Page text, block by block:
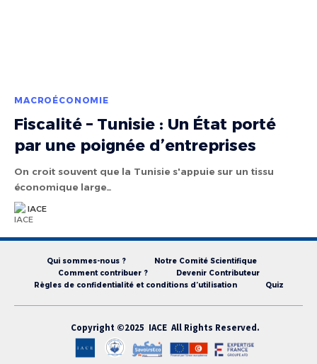
MACROÉCONOMIE
Fiscalité – Tunisie : Un État porté
par une poignée d’entreprises
On croit souvent que la Tunisie s'appuie sur un tissu
économique large…
IACE
Qui sommes-nous ?
Notre Comité Scientifique
Comment contribuer ?
Devenir Contributeur
Règles de confidentialité et conditions d’utilisation
Quiz
Copyright ©2025 IACE All Rights Reserved.